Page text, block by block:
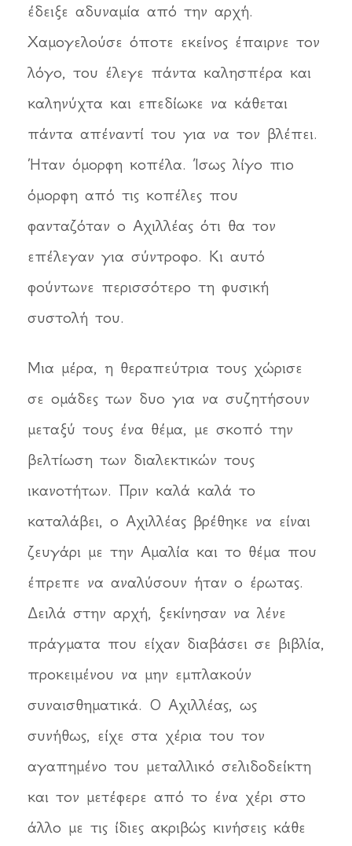
έδειξε αδυναμία από την αρχή.
Χαμογελούσε όποτε εκείνος έπαιρνε τον
λόγο, του έλεγε πάντα καλησπέρα και
καληνύχτα και επεδίωκε να κάθεται
πάντα απέναντί του για να τον βλέπει.
Ήταν όμορφη κοπέλα. Ίσως λίγο πιο
όμορφη από τις κοπέλες που
φανταζόταν ο Αχιλλέας ότι θα τον
επέλεγαν για σύντροφο. Κι αυτό
φούντωνε περισσότερο τη φυσική
συστολή του.
Μια μέρα, η θεραπεύτρια τους χώρισε
σε ομάδες των δυο για να συζητήσουν
μεταξύ τους ένα θέμα, με σκοπό την
βελτίωση των διαλεκτικών τους
ικανοτήτων. Πριν καλά καλά το
καταλάβει, ο Αχιλλέας βρέθηκε να είναι
ζευγάρι με την Αμαλία και το θέμα που
έπρεπε να αναλύσουν ήταν ο έρωτας.
Δειλά στην αρχή, ξεκίνησαν να λένε
πράγματα που είχαν διαβάσει σε βιβλία,
προκειμένου να μην εμπλακούν
συναισθηματικά. Ο Αχιλλέας, ως
συνήθως, είχε στα χέρια του τον
αγαπημένο του μεταλλικό σελιδοδείκτη
και τον μετέφερε από το ένα χέρι στο
άλλο με τις ίδιες ακριβώς κινήσεις κάθε